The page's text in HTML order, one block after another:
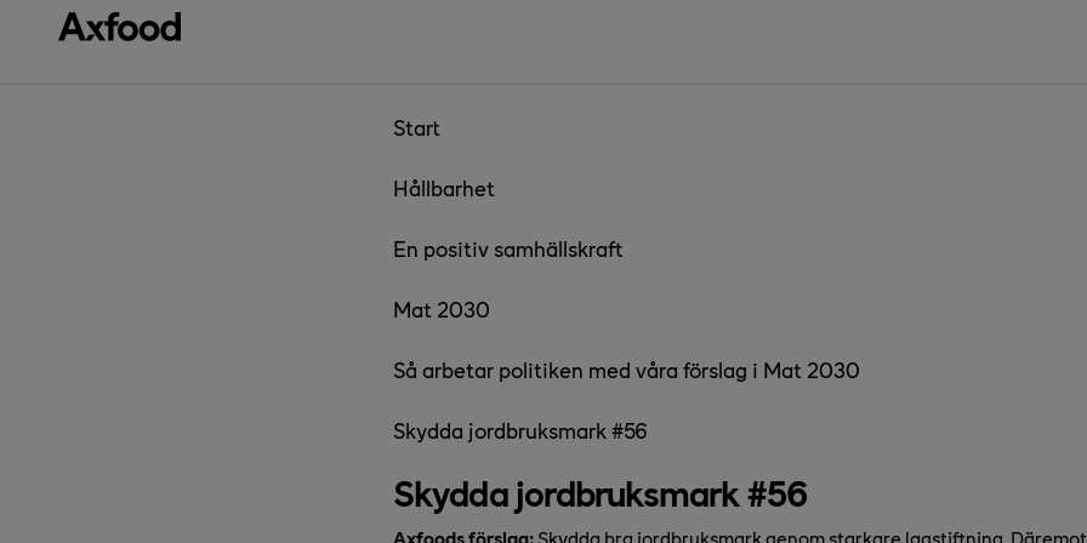
Gå direkt till innehåll
Start
Hållbarhet
En positiv samhällskraft
Mat 2030
Så arbetar politiken med våra förslag i Mat 2030
Skydda jordbruksmark #56
Skydda jordbruksmark #56
Axfoods förslag: Skydda bra jordbruksmark genom starkare lagstiftning.